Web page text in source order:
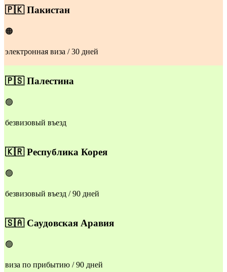
🇵🇰Пакистан
🟠
электронная виза / 30 дней
🇵🇸Палестина
🟢
безвизовый въезд
​🇰🇷Республика Корея
🟢
безвизовый въезд / 90 дней
🇸🇦 Саудовская Аравия
🟢
виза по прибытию / 90 дней